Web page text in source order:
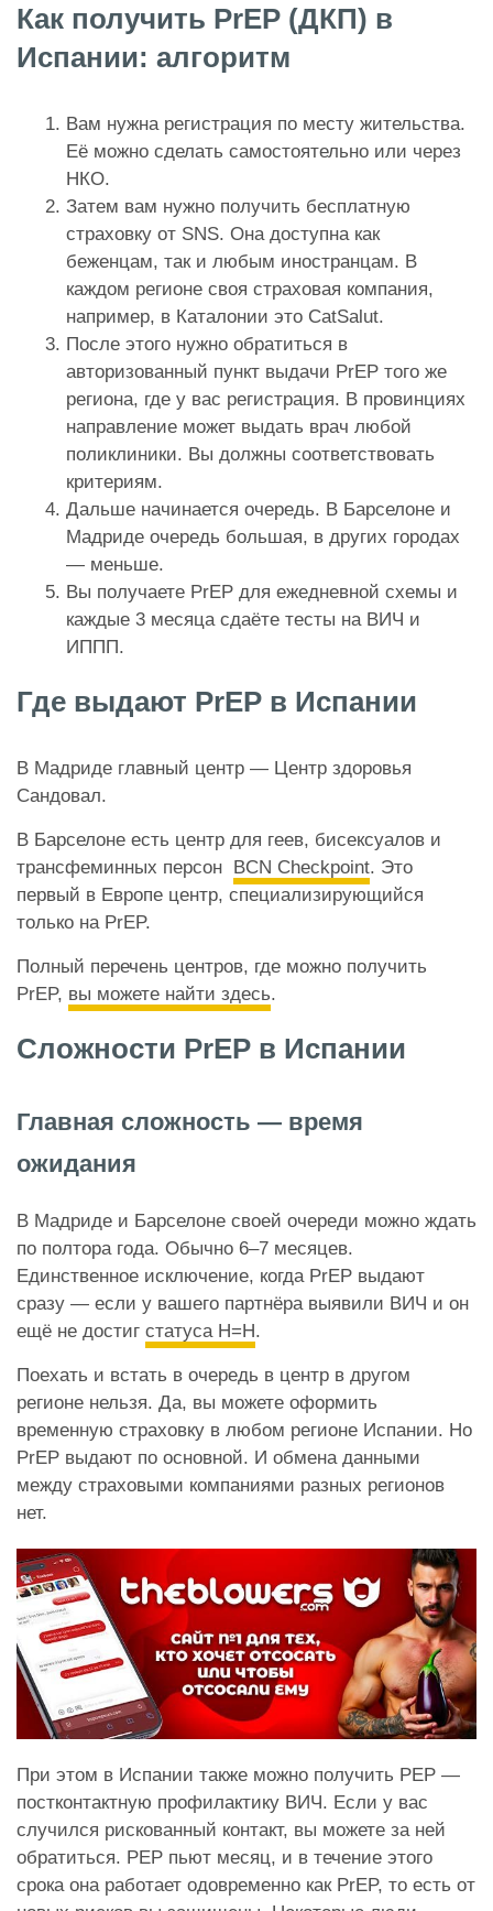
Как получить PrEP (ДКП) в
Испании: алгоритм
Вам нужна регистрация по месту жительства.
Её можно сделать самостоятельно или через
НКО.
Затем вам нужно получить бесплатную
страховку от SNS. Она доступна как
беженцам, так и любым иностранцам. В
каждом регионе своя страховая компания,
например, в Каталонии это CatSalut.
После этого нужно обратиться в
авторизованный пункт выдачи PrEP того же
региона, где у вас регистрация. В провинциях
направление может выдать врач любой
поликлиники. Вы должны соответствовать
критериям.
Дальше начинается очередь. В Барселоне и
Мадриде очередь большая, в других городах
— меньше.
Вы получаете PrEP для ежедневной схемы и
каждые 3 месяца сдаёте тесты на ВИЧ и
ИППП.
Где выдают PrEP в Испании
В Мадриде главный центр — Центр здоровья
Сандовал.
В Барселоне есть центр для геев, бисексуалов и
трансфеминных персон BCN Checkpoint. Это
первый в Европе центр, специализирующийся
только на PrEP.
Полный перечень центров, где можно получить
PrEP, вы можете найти здесь.
Сложности PrEP в Испании
Главная сложность — время
ожидания
В Мадриде и Барселоне своей очереди можно ждать
по полтора года. Обычно 6–7 месяцев.
Единственное исключение, когда PrEP выдают
сразу — если у вашего партнёра выявили ВИЧ и он
ещё не достиг статуса Н=Н.
Поехать и встать в очередь в центр в другом
регионе нельзя. Да, вы можете оформить
временную страховку в любом регионе Испании. Но
PrEP выдают по основной. И обмена данными
между страховыми компаниями разных регионов
нет.
При этом в Испании также можно получить PEP —
постконтактную профилактику ВИЧ. Если у вас
случился рискованный контакт, вы можете за ней
обратиться. PEP пьют месяц, и в течение этого
срока она работает одовременно как PrEP, то есть от